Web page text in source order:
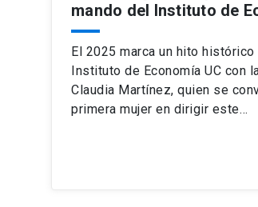
mando del Instituto de
El 2025 marca un hito histórico
Instituto de Economía UC con
Claudia Martínez, quien se
primera mujer en dirigir este…